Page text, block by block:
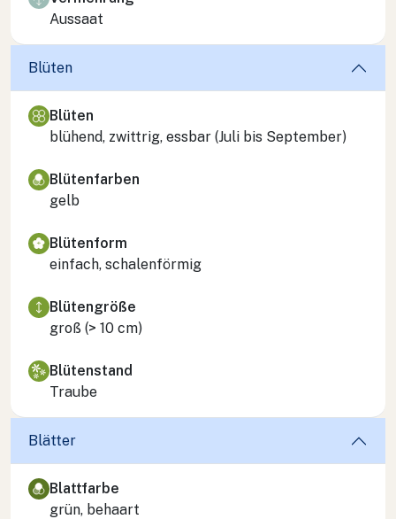
Aussaat
Blüten
Blüten
blühend, zwittrig, essbar (Juli bis September)
Blütenfarben
gelb
Blütenform
einfach, schalenförmig
Blütengröße
groß (> 10 cm)
Blütenstand
Traube
Blätter
Blattfarbe
grün, behaart